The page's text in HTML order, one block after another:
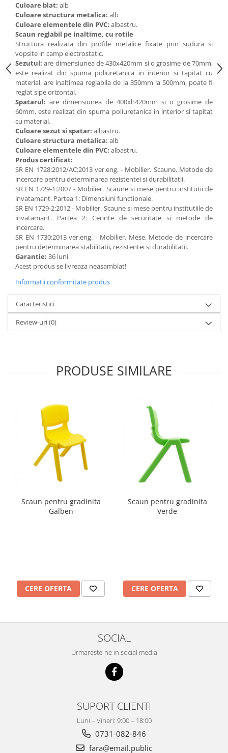
Culoare blat: alb
Culoare structura metalica: alb
Culoare elementele din PVC: albastru.
Scaun reglabil pe inaltime, cu rotile
Structura realizata din profile metalice fixate prin sudura si
vopsite in camp electrostatic.
Sezutul: are dimensiunea de 430x420mm si o grosime de 70mm,
este realizat din spuma poliuretanica in interior si tapitat cu
material, are inaltimea reglabila de la 350mm la 500mm, poate fi
reglat sipe orizontal.
Spatarul: are dimensiunea de 400xh420mm si o grosime de
60mm, este realizat din spuma poliuretanica in interior si tapitat
cu material.
Culoare sezut si spatar: albastru.
Culoare structura metalica: alb
Culoare elementele din PVC: albastru.
Produs certificat:
SR EN 1728:2012/AC:2013 ver.eng. - Mobilier. Scaune. Metode de
incercare pentru determinarea rezistentei si durabilitatii.
SR EN 1729-1:2007 - Mobilier. Scaune si mese pentru institutii de
invatamant. Partea 1: Dimensiuni functionale.
SR EN 1729-2:2012 - Mobilier. Scaune si mese pentru institutiile de
invatamant. Partea 2: Cerinte de securitate si metode de
incercare.
SR EN 1730:2013 ver.eng. - Mobilier. Mese. Metode de incercare
pentru determinarea stabilitatii, rezistentei si durabilitatii.
Garantie: 36 luni
Acest produs se livreaza neasamblat!
Informatii conformitate produs
Caracteristici
Review-uri(0)
PRODUSE SIMILARE
Scaun pentru gradinita
Galben
CERE OFERTA
Scaun pentru gradinita
Verde
CERE OFERTA
SOCIAL
Urmareste-ne in social media
SUPORT CLIENTI
Luni – Vineri: 9:00 – 18:00
0731-082-846
fara@email.public